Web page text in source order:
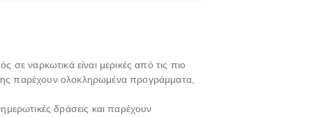
σε ναρκωτικά είναι μερικές από τις πιο
παρέχουν ολοκληρωμένα προγράμματα,
δράσεις και παρέχουν